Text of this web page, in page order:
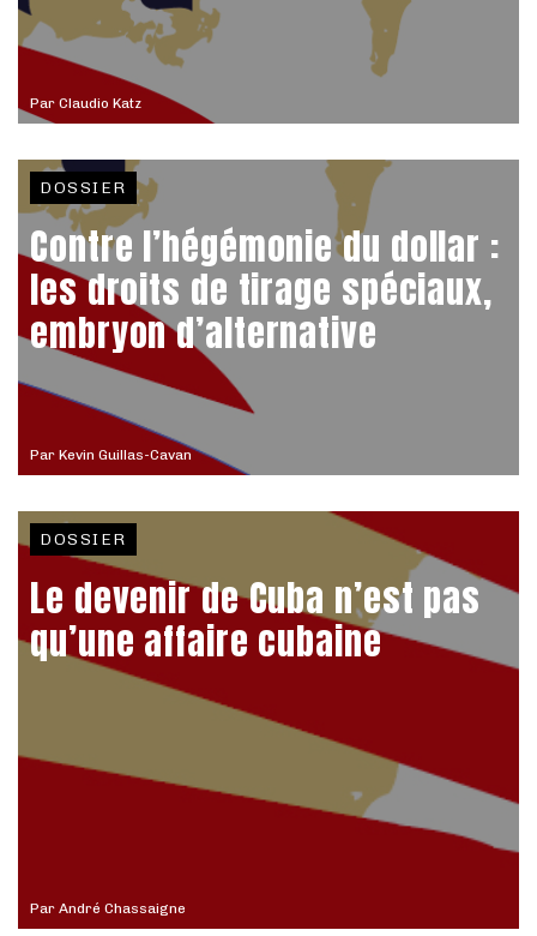
Par Claudio Katz
Par Kevin Guillas-Cavan
DOSSIER
Contre l’hégémonie du dollar :
les droits de tirage spéciaux,
embryon d’alternative
Par André Chassaigne
DOSSIER
Le devenir de Cuba n’est pas
qu’une affaire cubaine